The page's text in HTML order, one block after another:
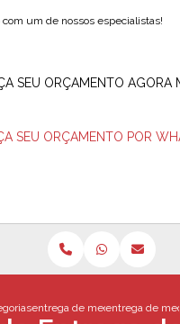
um de nossos especialistas!
SEU ORÇAMENTO AGORA
SEU ORÇAMENTO POR
entrega de medicamentos
entrega de